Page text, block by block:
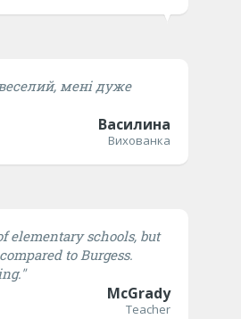
мені дуже
Василина
Вихованка
elementary schools, but
to Burgess.
McGrady
Teacher